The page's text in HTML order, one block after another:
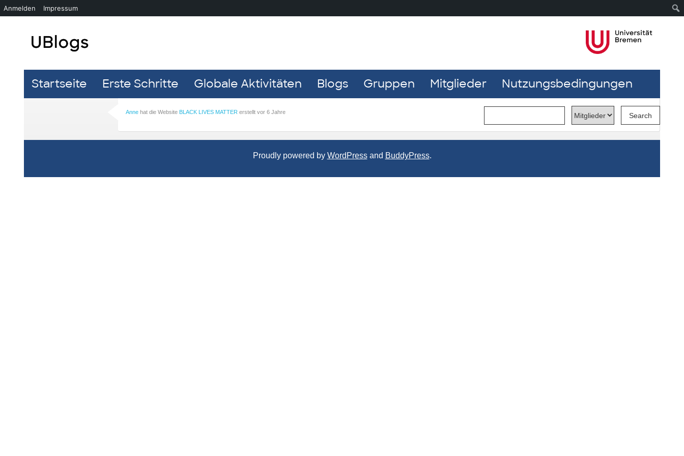
Startseite Erste Schritte Globale Aktivitäten Blogs Gruppen Mitglieder Nutzungsbedingungen
Anne hat die Website BLACK LIVES MATTER erstellt vor 6 Jahre
Proudly powered by WordPressand BuddyPress.
Anmelden Impressum